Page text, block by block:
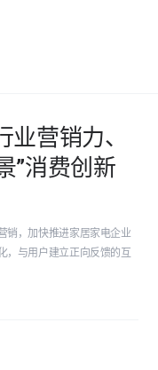
营销力、
”消费创新
销，加快推进家居家电企业
，与用户建立正向反馈的互